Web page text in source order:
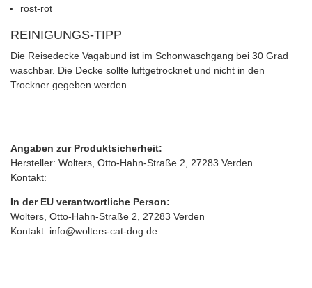
rost-rot
REINIGUNGS-TIPP
Die Reisedecke Vagabund ist im Schonwaschgang bei 30 Grad
waschbar. Die Decke sollte luftgetrocknet und nicht in den
Trockner gegeben werden.
Angaben zur Produktsicherheit:
Hersteller: Wolters, Otto‑Hahn‑Straße 2, 27283 Verden
Kontakt:
In der EU verantwortliche Person:
Wolters, Otto‑Hahn‑Straße 2, 27283 Verden
Kontakt: info@wolters-cat-dog.de